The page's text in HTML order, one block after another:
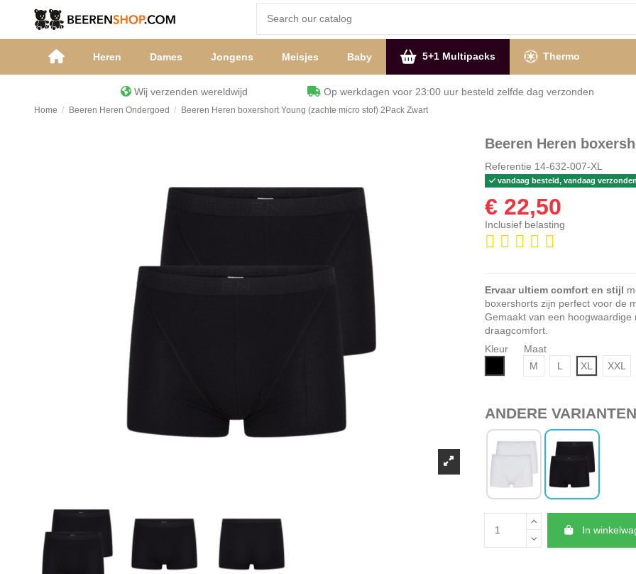
Heren Dames Jongens Meisjes Baby 5+1 Multipacks Thermo
Wij verzenden wereldwijd Op werkdagen voor 23:00 uur besteld zelfde dag
Home Beeren Heren Ondergoed Beeren Heren boxershort Young (zachte micro stof) 2Pack Zwart
Beeren Heren
Referentie 14-632-007-XL
vandaag besteld, vandaag verzonden
€ 22,50
Inclusief belasting
Ervaar ultiem comfort en stijl
boxershorts zijn perfect voor de
Gemaakt van een
draagcomfort.
Kleur
Maat
M
L XL XXL
ANDERE VARIANTEN
In